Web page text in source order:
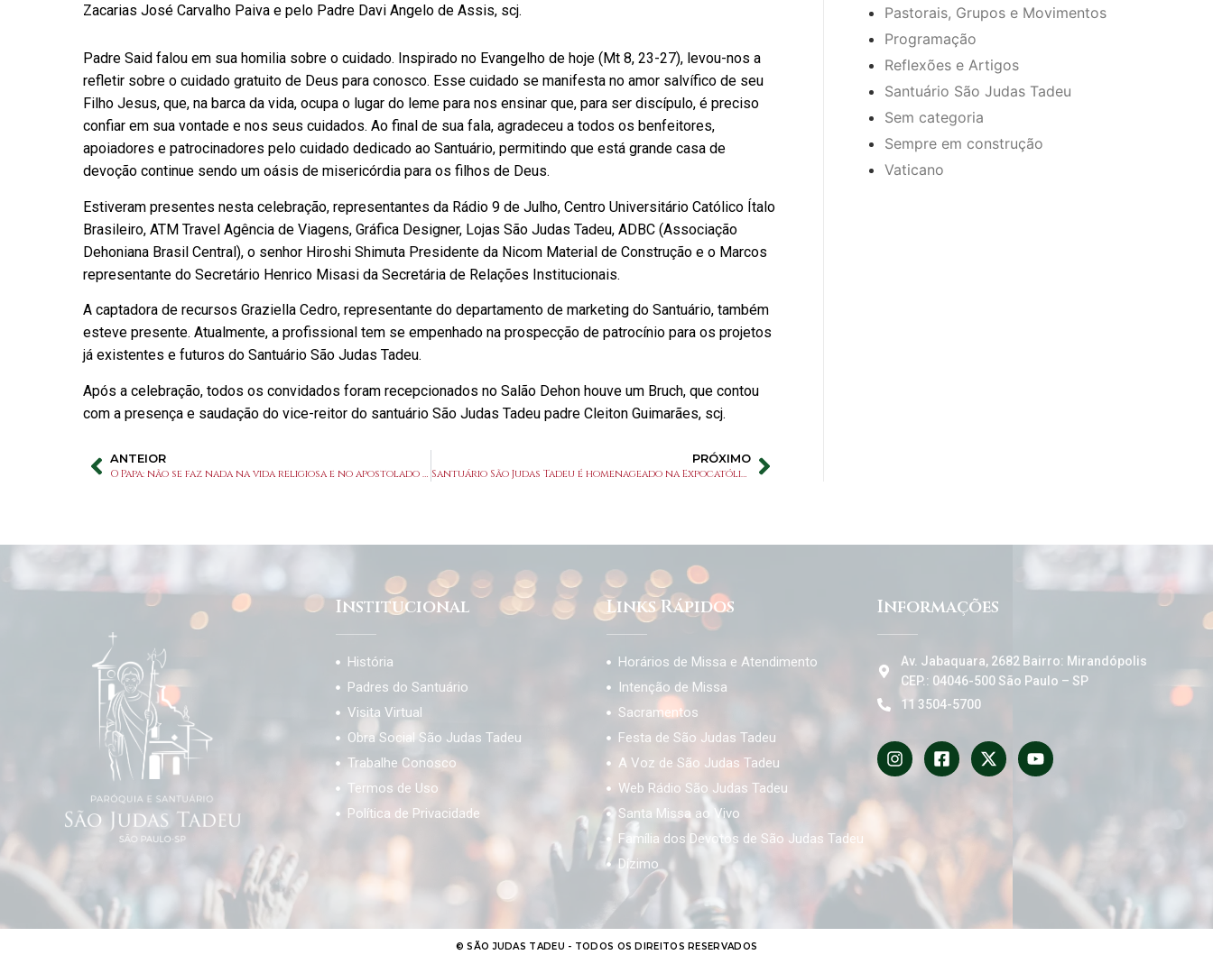
Zacarias José Carvalho Paiva e pelo Padre Davi Angelo de Assis, scj.
Padre Said falou em sua homilia sobre o cuidado. Inspirado no Evangelho de hoje (Mt 8, 23-27), levou-nos a
refletir sobre o cuidado gratuito de Deus para conosco. Esse cuidado se manifesta no amor salvífico de seu
Filho Jesus, que, na barca da vida, ocupa o lugar do leme para nos ensinar que, para ser discípulo, é preciso
confiar em sua vontade e nos seus cuidados. Ao final de sua fala, agradeceu a todos os benfeitores,
apoiadores e patrocinadores pelo cuidado dedicado ao Santuário, permitindo que está grande casa de
devoção continue sendo um oásis de misericórdia para os filhos de Deus.
Estiveram presentes nesta celebração, representantes da Rádio 9 de Julho, Centro Universitário Católico Ítalo
Brasileiro, ATM Travel Agência de Viagens, Gráfica Designer, Lojas São Judas Tadeu, ADBC (Associação
Dehoniana Brasil Central), o senhor Hiroshi Shimuta Presidente da Nicom Material de Construção e o Marcos
representante do Secretário Henrico Misasi da Secretária de Relações Institucionais.
A captadora de recursos Graziella Cedro, representante do departamento de marketing do Santuário, também
esteve presente. Atualmente, a profissional tem se empenhado na prospecção de patrocínio para os projetos
já existentes e futuros do Santuário São Judas Tadeu.
Após a celebração, todos os convidados foram recepcionados no Salão Dehon houve um Bruch, que contou
com a presença e saudação do vice-reitor do santuário São Judas Tadeu padre Cleiton Guimarães, scj.
ANTEIOR
O Papa: não se faz nada na vida religiosa e no apostolado sem oração
PRÓXIMO
Santuário São Judas Tadeu é homenageado na Expocatólica
Pastorais, Grupos e Movimentos
Programação
Reflexões e Artigos
Santuário São Judas Tadeu
Sem categoria
Sempre em construção
Vaticano
Institucional
História
Padres do Santuário
Visita Virtual
Obra Social São Judas Tadeu
Trabalhe Conosco
Termos de Uso
Política de Privacidade
Links Rápidos
Horários de Missa e Atendimento
Intenção de Missa
Sacramentos
Festa de São Judas Tadeu
A Voz de São Judas Tadeu
Web Rádio São Judas Tadeu
Santa Missa ao Vivo
Família dos Devotos de São Judas Tadeu
Dízimo
Informações
Av. Jabaquara, 2682 Bairro: Mirandópolis
CEP.: 04046-500 São Paulo – SP
11 3504-5700
© SÃO JUDAS TADEU - TODOS OS DIREITOS RESERVADOS